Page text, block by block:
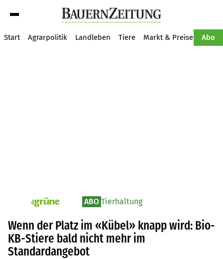
Start Agrarpolitik Landleben Tiere Markt & Preise Abo
pv_die-grune-online ABO Tierhaltung
Wenn der Platz im «Kübel» knapp wird: Bio-
KB-Stiere bald nicht mehr im
Standardangebot